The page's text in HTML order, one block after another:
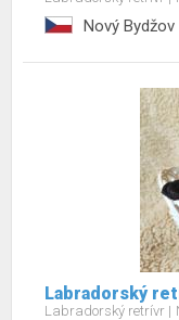
Nový Bydžov
Labradorský
Labradorský retrívr